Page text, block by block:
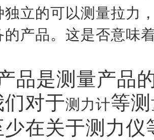
独立的可以测量拉力
的产品。这是否意味
品是测量产品
对于测力计等
在关于测力